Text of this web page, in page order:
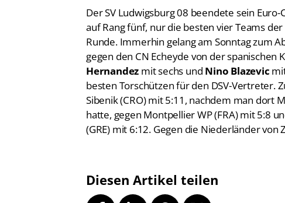
Der SV Ludwigsburg 08 beendete sein
auf Rang fünf, nur die besten vier Teams
Runde. Immerhin gelang am Sonntag zum
gegen den CN Echeyde von der spanischen
Hernandez mit sechs und Nino Blazevic
besten Torschützen für den DSV-Vertreter.
Sibenik (CRO) mit 5:11, nachdem man dort
hatte, gegen Montpellier WP (FRA) mit 5:8
(GRE) mit 6:12. Gegen die Niederländer
Diesen Artikel teilen